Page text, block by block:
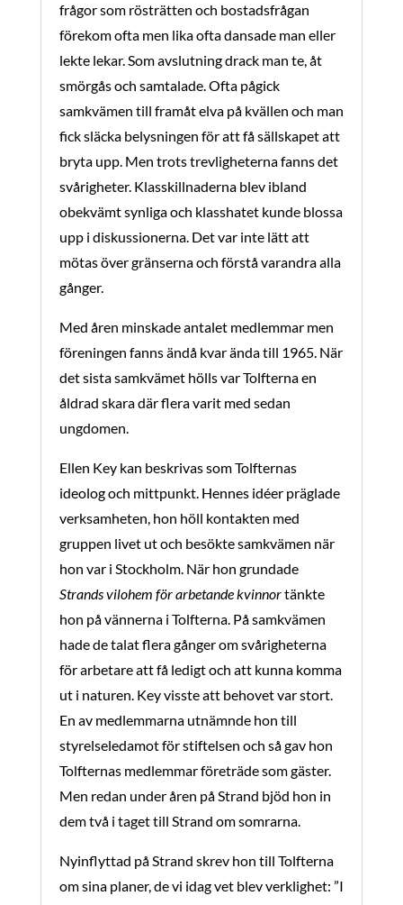
frågor som rösträtten och bostadsfrågan
förekom ofta men lika ofta dansade man eller
lekte lekar. Som avslutning drack man te, åt
smörgås och samtalade. Ofta pågick
samkvämen till framåt elva på kvällen och man
fick släcka belysningen för att få sällskapet att
bryta upp. Men trots trevligheterna fanns det
svårigheter. Klasskillnaderna blev ibland
obekvämt synliga och klasshatet kunde blossa
upp i diskussionerna. Det var inte lätt att
mötas över gränserna och förstå varandra alla
gånger.
Med åren minskade antalet medlemmar men
föreningen fanns ändå kvar ända till 1965. När
det sista samkvämet hölls var Tolfterna en
åldrad skara där flera varit med sedan
ungdomen.
Ellen Key kan beskrivas som Tolfternas
ideolog och mittpunkt. Hennes idéer präglade
verksamheten, hon höll kontakten med
gruppen livet ut och besökte samkvämen när
hon var i Stockholm. När hon grundade
Strands vilohem för arbetande kvinnortänkte
hon på vännerna i Tolfterna. På samkvämen
hade de talat flera gånger om svårigheterna
för arbetare att få ledigt och att kunna komma
ut i naturen. Key visste att behovet var stort.
En av medlemmarna utnämnde hon till
styrelseledamot för stiftelsen och så gav hon
Tolfternas medlemmar företräde som gäster.
Men redan under åren på Strand bjöd hon in
dem två i taget till Strand om somrarna.
Nyinflyttad på Strand skrev hon till Tolfterna
om sina planer, de vi idag vet blev verklighet: ”I